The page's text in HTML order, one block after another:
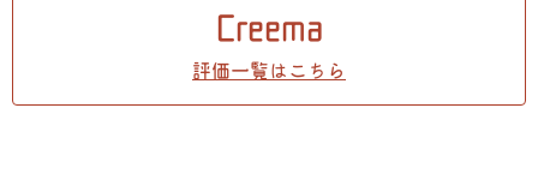
Creema
評価一覧はこちら